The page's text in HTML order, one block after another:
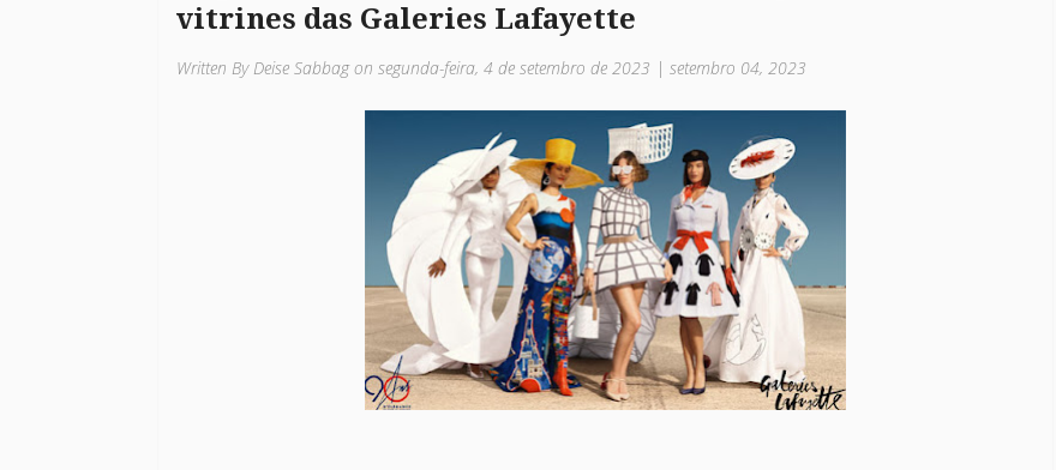
vitrines das Galeries Lafayette
Written By Deise Sabbag on segunda-feira, 4 de setembro de 2023 | setembro 04, 2023